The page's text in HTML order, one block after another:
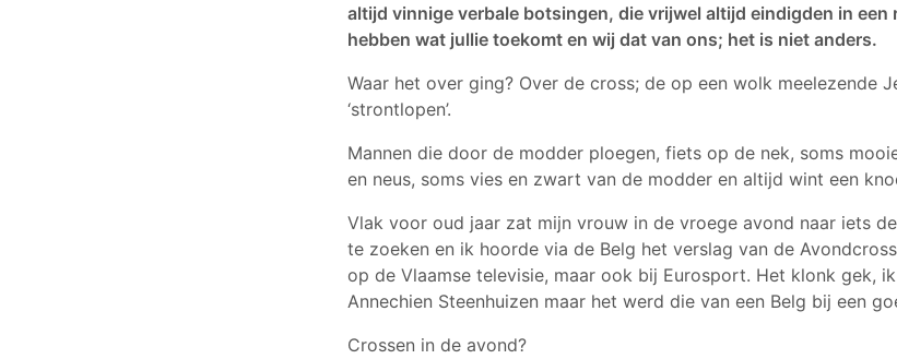
altijd vinnige verbale botsingen, die vrijwel altijd eindigden in
hebben wat jullie toekomt en wij dat van ons; het is niet anders.
Waar het over ging? Over de cross; de op een wolk meelezende
‘strontlopen’.
Mannen die door de modder ploegen, fiets op de nek, soms
en neus, soms vies en zwart van de modder en altijd wint een
Vlak voor oud jaar zat mijn vrouw in de vroege avond naar iets
te zoeken en ik hoorde via de Belg het verslag van de
op de Vlaamse televisie, maar ook bij Eurosport. Het klonk gek,
Annechien Steenhuizen maar het werd die van een Belg bij een
Crossen in de avond?